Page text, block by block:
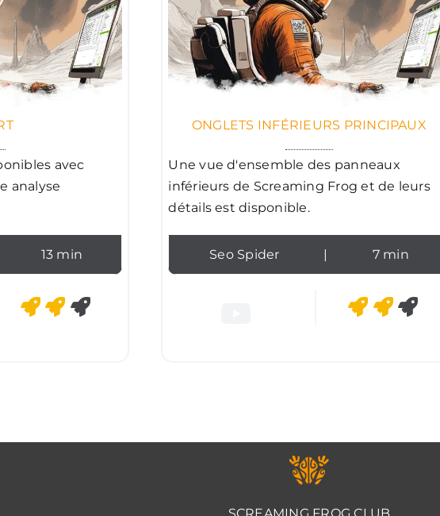
avec
analyse
13 min
ONGLETS INFÉRIEURS PRINCIPAUX
Une vue d'ensemble des panneaux
inférieurs de Screaming Frog et de leurs
détails est disponible.
Seo Spider | 7 min